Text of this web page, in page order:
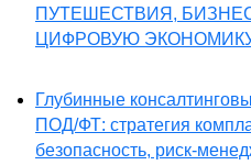
ПУТЕШЕСТВИЯ,
ЦИФРОВУЮ ЭКОНОМИКУ
Глубинные
ПОД/ФТ: стратегия
безопасность, риск-